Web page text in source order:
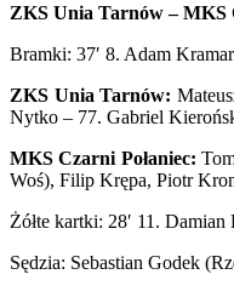
ZKS Unia Tarnów – MKS
Bramki: 37′ 8. Adam
ZKS Unia Tarnów:
Nytko – 77. Gabriel
MKS Czarni Połaniec:
Woś), Filip Krępa, Piotr
Żółte kartki: 28′ 11.
Sędzia: Sebastian Godek